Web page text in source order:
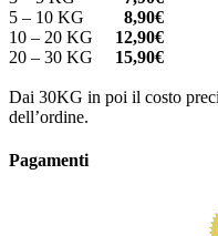
5 – 10 KG 8,90€
10 – 20 KG 12,90€
20 – 30 KG 15,90€
Dai 30KG in poi il costo
dell’ordine.
Pagamenti